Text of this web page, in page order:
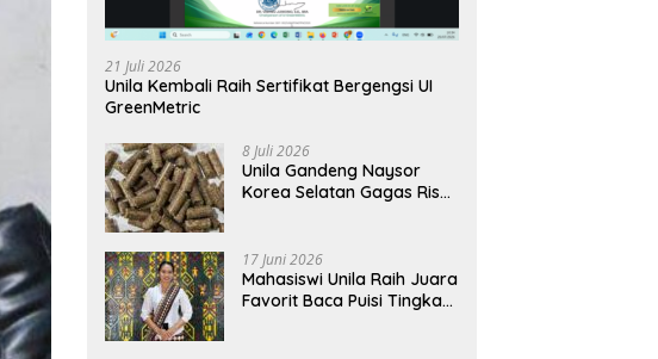
21 Juli 2026
Unila Kembali Raih Sertifikat Bergengsi UI
GreenMetric
8 Juli 2026
Unila Gandeng Naysor
Korea Selatan Gagas Riset
17 Juni 2026
Mahasiswi Unila Raih Juara
Favorit Baca Puisi Tingkat